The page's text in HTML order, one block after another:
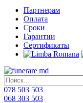
Партнерам
Оплата
Сроки
Гарантии
Сертификаты
078 503 503
068 303 503